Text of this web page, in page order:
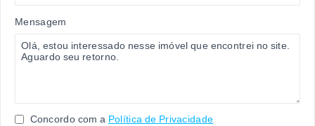
Mensagem
Concordo com a Política de Privacidade